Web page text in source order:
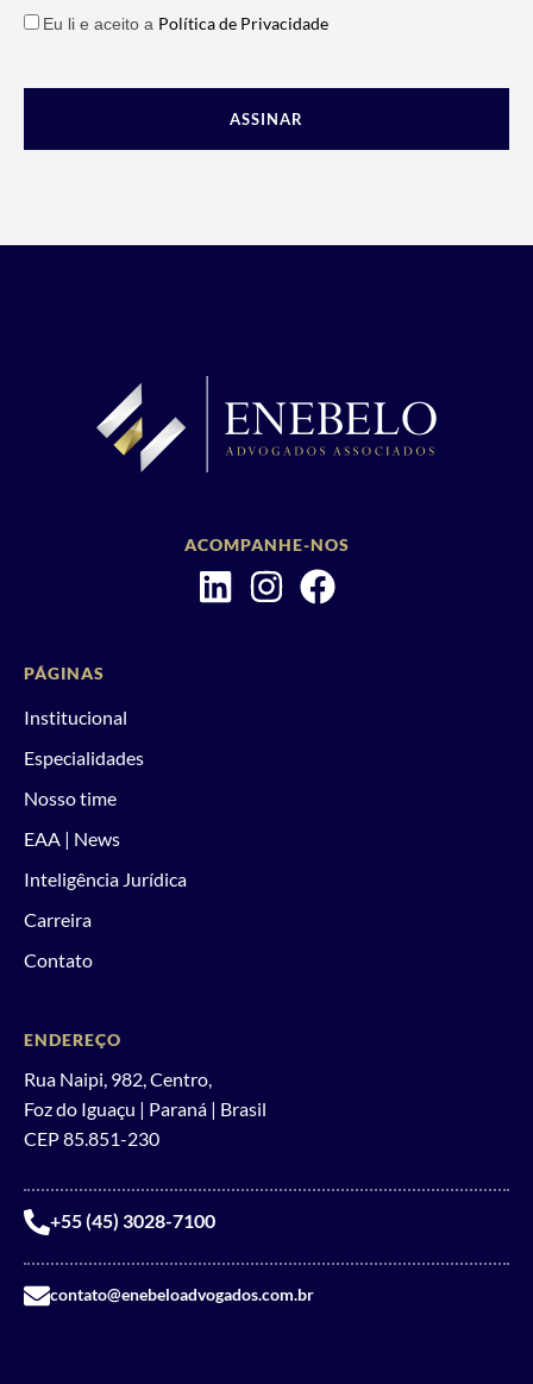
Eu li e aceito a Política de Privacidade
ASSINAR
ACOMPANHE-NOS
PÁGINAS
Institucional
Especialidades
Nosso time
EAA | News
Inteligência Jurídica
Carreira
Contato
ENDEREÇO
Rua Naipi, 982, Centro,
Foz do Iguaçu | Paraná | Brasil
CEP 85.851-230
+55 (45) 3028-7100
contato@enebeloadvogados.com.br